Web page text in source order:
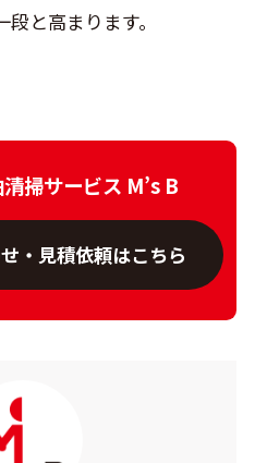
と高まります。
掃サービス M’s B
・見積依頼はこちら